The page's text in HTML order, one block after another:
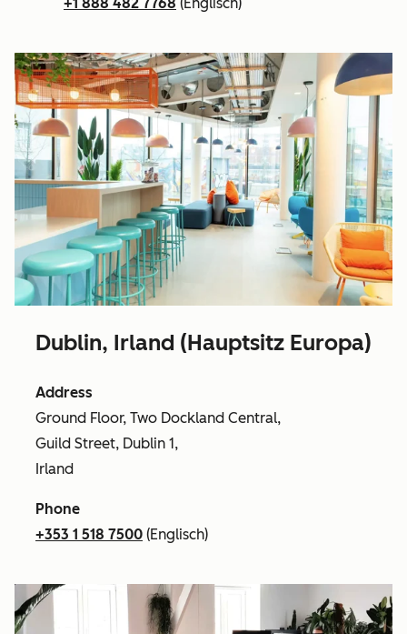
+1 888 482 7768 (Englisch)
Dublin, Irland (Hauptsitz Europa)
Address
Ground Floor, Two Dockland Central,
Guild Street, Dublin 1,
Irland
Phone
+353 1 518 7500 (Englisch)